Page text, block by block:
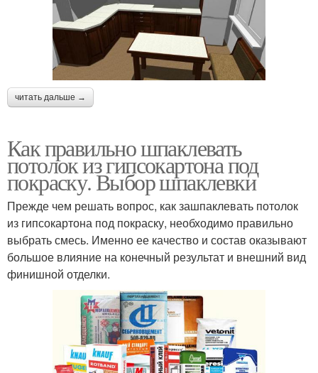
читать дальше →
Как правильно шпаклевать
потолок из гипсокартона под
покраску. Выбор шпаклевки
Прежде чем решать вопрос, как зашпаклевать потолок
из гипсокартона под покраску, необходимо правильно
выбрать смесь. Именно ее качество и состав оказывают
большое влияние на конечный результат и внешний вид
финишной отделки.